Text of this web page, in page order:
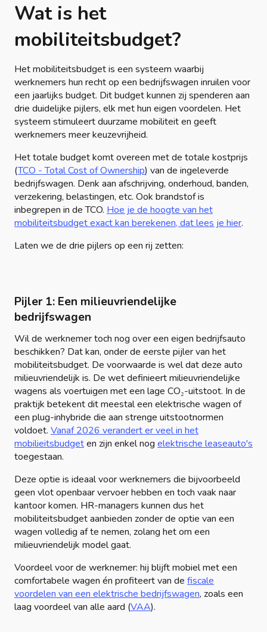
Wat is het
mobiliteitsbudget?
Het mobiliteitsbudget is een systeem waarbij
werknemers hun recht op een bedrijfswagen inruilen voor
een jaarlijks budget. Dit budget kunnen zij spenderen aan
drie duidelijke pijlers, elk met hun eigen voordelen. Het
systeem stimuleert duurzame mobiliteit en geeft
werknemers meer keuzevrijheid.
Het totale budget komt overeen met de totale kostprijs
(TCO - Total Cost of Ownership) van de ingeleverde
bedrijfswagen. Denk aan afschrijving, onderhoud, banden,
verzekering, belastingen, etc. Ook brandstof is
inbegrepen in de TCO. Hoe je de hoogte van het
mobiliteitsbudget exact kan berekenen, dat lees je hier.
Laten we de drie pijlers op een rij zetten:
Pijler 1: Een milieuvriendelijke
bedrijfswagen
Wil de werknemer toch nog over een eigen bedrijfsauto
beschikken? Dat kan, onder de eerste pijler van het
mobiliteitsbudget. De voorwaarde is wel dat deze auto
milieuvriendelijk is. De wet definieert milieuvriendelijke
wagens als voertuigen met een lage CO₂-uitstoot. In de
praktijk betekent dit meestal een elektrische wagen of
een plug-inhybride die aan strenge uitstootnormen
voldoet. Vanaf 2026 verandert er veel in het
mobilieitsbudgeten zijn enkel nog elektrische leaseauto's
toegestaan.
Deze optie is ideaal voor werknemers die bijvoorbeeld
geen vlot openbaar vervoer hebben en toch vaak naar
kantoor komen. HR-managers kunnen dus het
mobiliteitsbudget aanbieden zonder de optie van een
wagen volledig af te nemen, zolang het om een
milieuvriendelijk model gaat.
Voordeel voor de werknemer: hij blijft mobiel met een
comfortabele wagen én profiteert van de fiscale
voordelen van een elektrische bedrijfswagen, zoals een
laag voordeel van alle aard (VAA).